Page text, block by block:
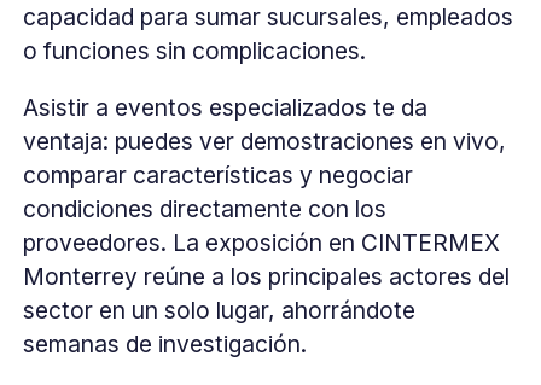
capacidad para sumar sucursales, empleados
o funciones sin complicaciones.
Asistir a eventos especializados te da
ventaja: puedes ver demostraciones en vivo,
comparar características y negociar
condiciones directamente con los
proveedores. La exposición en CINTERMEX
Monterrey reúne a los principales actores del
sector en un solo lugar, ahorrándote
semanas de investigación.